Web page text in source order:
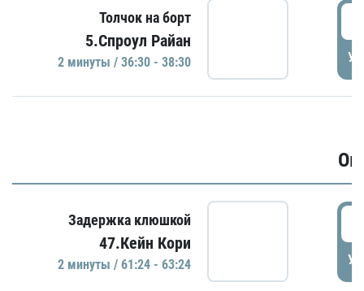
Толчок на борт
5.Спроул Райан
2 минуты / 36:30 - 38:30
Задержка клюшкой
47.Кейн Кори
2 минуты / 61:24 - 63:24